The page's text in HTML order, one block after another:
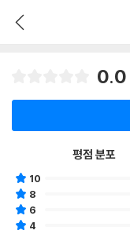
0.0
평점 분포
10
8
6
4